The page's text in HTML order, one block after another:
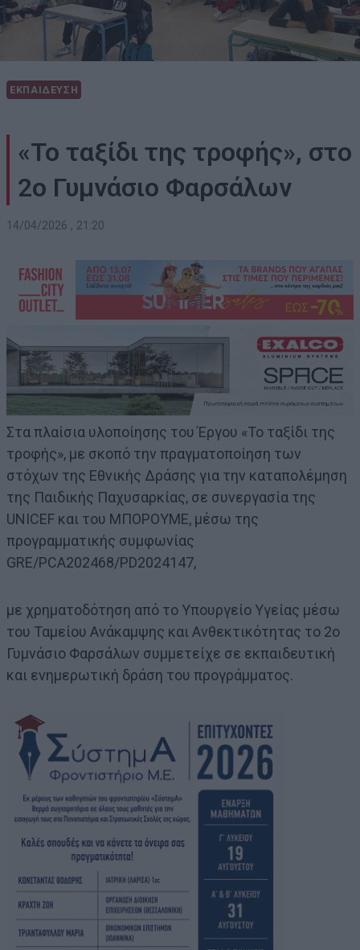
ΕΚΠΑΙΔΕΥΣΗ
«Το ταξίδι της τροφής», στο
2ο Γυμνάσιο Φαρσάλων
14/04/2026 , 21:20
Στα πλαίσια υλοποίησης του Έργου «Το ταξίδι της
τροφής», με σκοπό την πραγματοποίηση των
στόχων της Εθνικής Δράσης για την καταπολέμηση
της Παιδικής Παχυσαρκίας, σε συνεργασία της
UNICEF και του ΜΠΟΡΟΥΜΕ, μέσω της
προγραμματικής συμφωνίας
GRE/PCA202468/PD2024147,
με χρηματοδότηση από το Υπουργείο Υγείας μέσω
του Ταμείου Ανάκαμψης και Ανθεκτικότητας το 2ο
Γυμνάσιο Φαρσάλων συμμετείχε σε εκπαιδευτική
και ενημερωτική δράση του προγράμματος.